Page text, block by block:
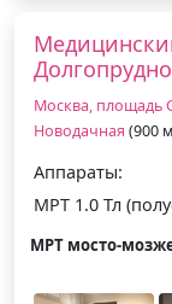
Москва, площадь
Новодачная (900
Аппараты:
МРТ 1.0 Тл
МРТ мосто-